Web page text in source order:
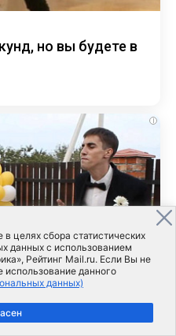
целях сбора статистических
данных с использованием
Рейтинг Mail.ru. Если Вы не
использование данного
данных)
но вы будете в
i
вас без слов!